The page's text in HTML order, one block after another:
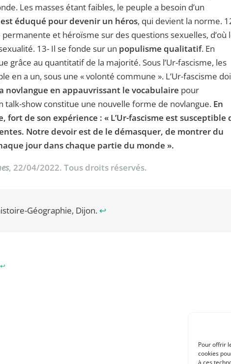
Pour offrir
cookies
à ces
Les masses étant faibles, le peuple a besoin d’un
éduqué pour devenir un héros, qui devient la norme.
et héroïsme sur des questions sexuelles, d’où
13- Il se fonde sur un populisme qualitatif. En
grâce au quantitatif de la majorité. Sous l’Ur-fascisme, les
en a un, sous une « volonté commune ». L’Ur-fascisme
novlangue en appauvrissant le vocabulaire pour
show constitue une nouvelle forme de novlangue. En
fort de son expérience : « L’Ur-fascisme est susceptible
Notre devoir est de le démasquer, de montrer du
jour dans chaque partie du monde ».
, 22/04/2022. Tous droits réservés.
Géographie, Dijon.↩︎
↩︎